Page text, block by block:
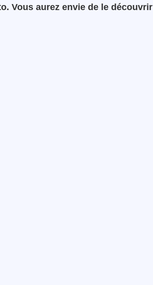
Vous aurez envie de le découvrir